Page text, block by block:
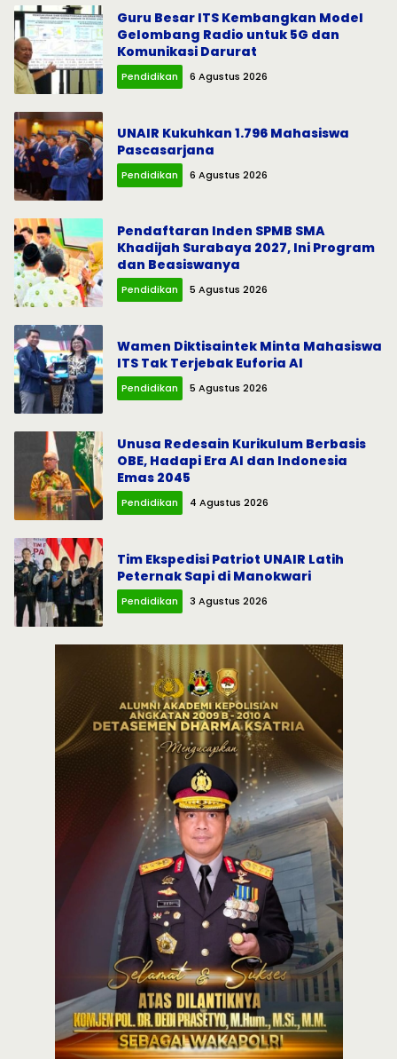
Guru Besar ITS Kembangkan Model
Gelombang Radio untuk 5G dan
Komunikasi Darurat
Pendidikan 6 Agustus 2026
UNAIR Kukuhkan 1.796 Mahasiswa
Pascasarjana
Pendidikan 6 Agustus 2026
Pendaftaran Inden SPMB SMA
Khadijah Surabaya 2027, Ini Program
dan Beasiswanya
Pendidikan 5 Agustus 2026
Wamen Diktisaintek Minta Mahasiswa
ITS Tak Terjebak Euforia AI
Pendidikan 5 Agustus 2026
Unusa Redesain Kurikulum Berbasis
OBE, Hadapi Era AI dan Indonesia
Emas 2045
Pendidikan 4 Agustus 2026
Tim Ekspedisi Patriot UNAIR Latih
Peternak Sapi di Manokwari
Pendidikan 3 Agustus 2026